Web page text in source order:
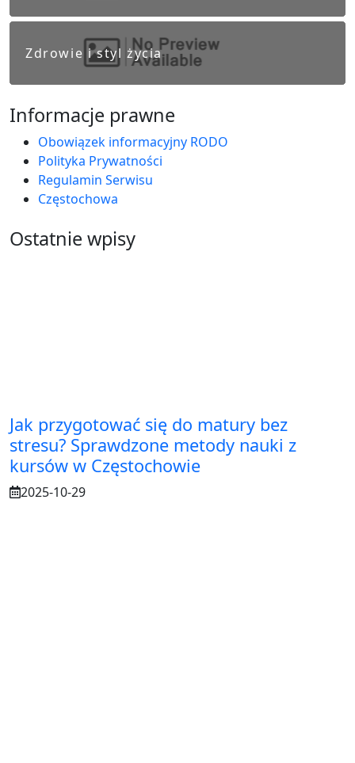
Zdrowie i styl życia
Informacje prawne
Obowiązek informacyjny RODO
Polityka Prywatności
Regulamin Serwisu
Częstochowa
Ostatnie wpisy
Jak przygotować się do matury bez
stresu? Sprawdzone metody nauki z
kursów w Częstochowie
2025-10-29